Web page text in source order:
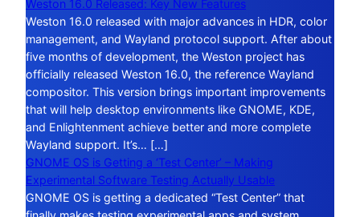
Weston 16.0 Released: Key New Features
Weston 16.0 released with major advances in HDR, color
management, and Wayland protocol support. After about
five months of development, the Weston project has
officially released Weston 16.0, the reference Wayland
compositor. This version brings important improvements
that will help desktop environments like GNOME, KDE,
and Enlightenment achieve better and more complete
Wayland support. It’s… […]
GNOME OS is Getting a ‘Test Center’ – Making
Experimental Software Testing Actually Usable
GNOME OS is getting a dedicated “Test Center” that